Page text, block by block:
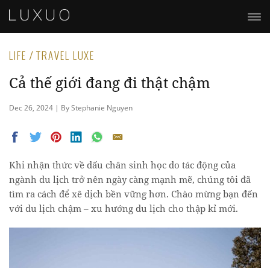
LIFE / TRAVEL LUXE
Cả thế giới đang đi thật chậm
Dec 26, 2024 | By Stephanie Nguyen
Khi nhận thức về dấu chân sinh học do tác động của
ngành du lịch trở nên ngày càng mạnh mẽ, chúng tôi đã
tìm ra cách để xê dịch bền vững hơn. Chào mừng bạn đến
với du lịch chậm – xu hướng du lịch cho thập kỉ mới.